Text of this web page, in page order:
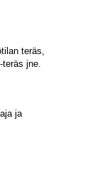
teräs,
jne.
ja